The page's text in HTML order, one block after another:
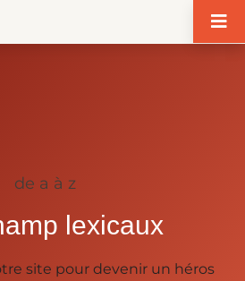
de a à z
lexicaux
site pour devenir un héros